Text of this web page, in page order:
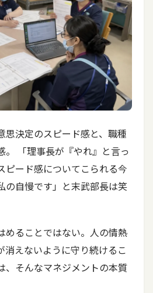
思決定のスピード感と、職種
。 「理事長が『やれ』と言っ
ピード感についてこられる今
の自慢です」と末武部長は笑
めることではない。人の情熱
消えないように守り続けるこ
、そんなマネジメントの本質